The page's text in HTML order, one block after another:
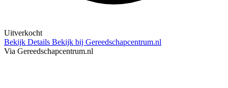
Uitverkocht
Bekijk Details Bekijk bij Gereedschapcentrum.nl
Via Gereedschapcentrum.nl